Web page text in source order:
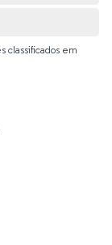
classificados em